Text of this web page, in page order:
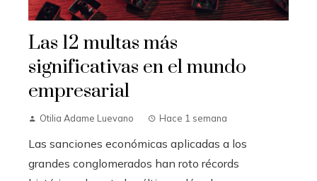
Las 12 multas más
significativas en el mundo
empresarial
Otilia Adame Luevano Hace 1 semana
Las sanciones económicas aplicadas a los
grandes conglomerados han roto récords